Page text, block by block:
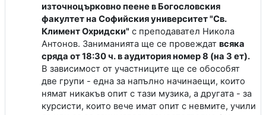
източноцърковно пеене в Богословския
факултет на Софийския университет "Св.
Климент Охридски" с преподавател Никола
Антонов. Заниманията ще се провеждат всяка
сряда от 18:30 ч. в аудитория номер 8 (на 3 ет).
В зависимост от участниците ще се обособят
две групи - една за напълно начинаещи, които
нямат никакъв опит с тази музика, а другата - за
курсисти, които вече имат опит с невмите, учили